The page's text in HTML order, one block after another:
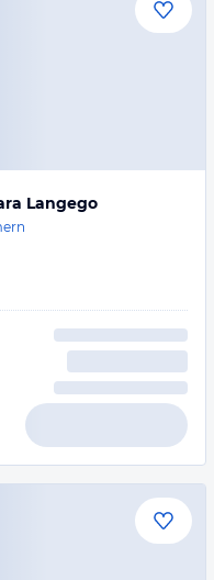
Langego